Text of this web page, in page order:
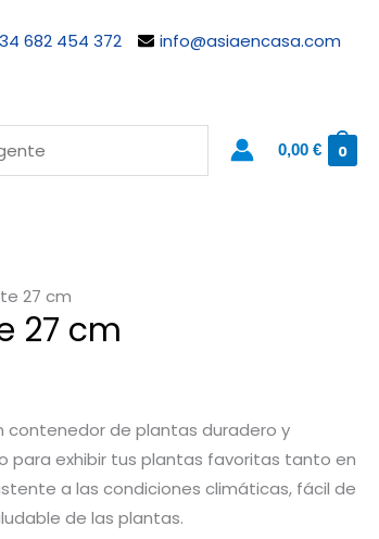
682 454 372 info@asiaencasa.com
0,00 € 0
27 cm
27 cm
contenedor de plantas duradero y
exhibir tus plantas favoritas tanto en
a las condiciones climáticas, fácil de
de las plantas.